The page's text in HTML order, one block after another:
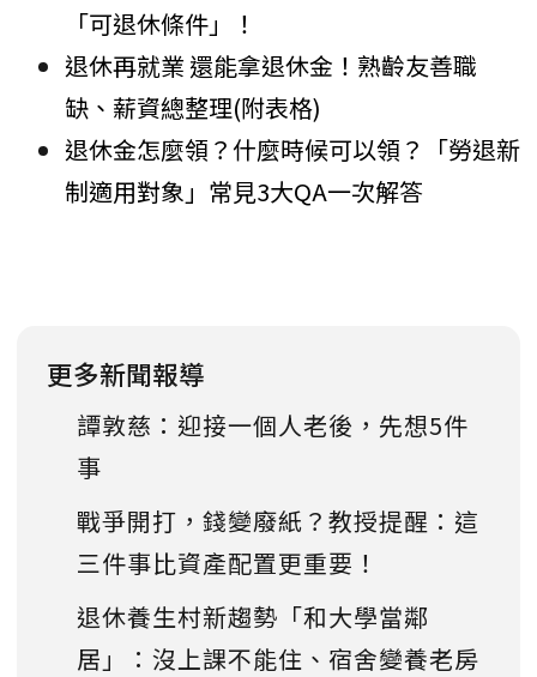
「可退休條件」！
退休再就業 還能拿退休金！熟齡友善職
缺、薪資總整理(附表格)
退休金怎麼領？什麼時候可以領？「勞退新
制適用對象」常見3大QA一次解答
更多新聞報導
譚敦慈：迎接一個人老後，先想5件
事
戰爭開打，錢變廢紙？教授提醒：這
三件事比資產配置更重要！
退休養生村新趨勢「和大學當鄰
居」：沒上課不能住、宿舍變養老房